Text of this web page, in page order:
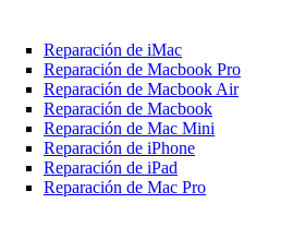
Reparación de iMac
Reparación de Macbook Pro
Reparación de Macbook Air
Reparación de Macbook
Reparación de Mac Mini
Reparación de iPhone
Reparación de iPad
Reparación de Mac Pro